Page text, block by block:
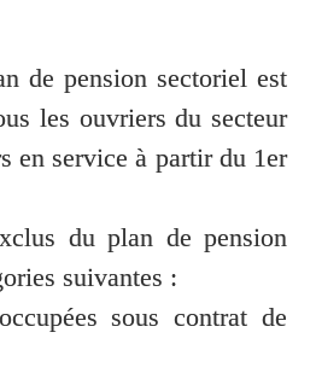
de pension sectoriel est
les ouvriers du secteur
en service à partir du 1er
du plan de pension
suivantes :
sous contrat de